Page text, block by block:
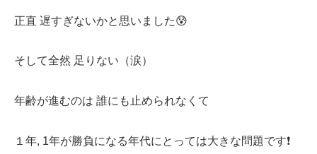
正直 遅すぎないかと思いました😰
そして全然 足りない（涙）
年齢が進むのは 誰にも止められなくて
１年, 1年が勝負になる年代にとっては大きな問題です❗️